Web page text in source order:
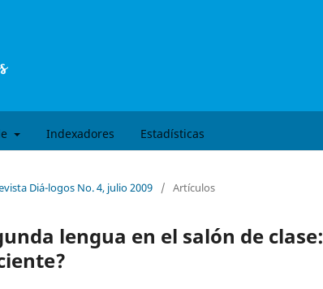
Indexadores Estadísticas
Diá-logos No. 4, julio 2009 / Artículos
lengua en el salón de clase: